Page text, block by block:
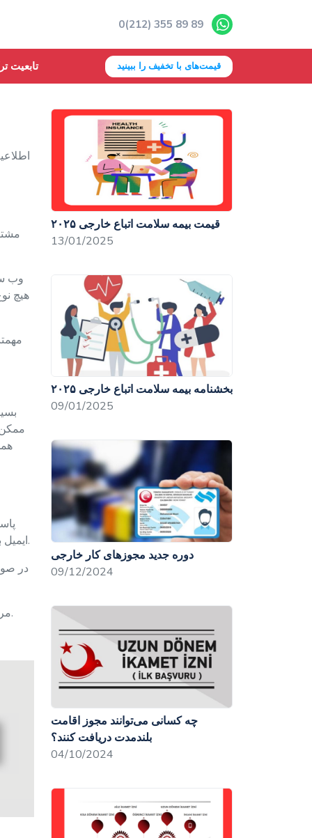
0(212) 355 89 89
تابعیت قیمت‌های با تخفیف را ببینید
وب
هیچ
ایمیل بسیار مخاطره‌آمیز است. این امر طبق قانون جرم تلقی می‌شود و خطرات جدی را برای سال‌های بعد به دنبال خواهد داشت.
مرحله اول؛ در وب سایت رسمی به آدرس زیر، باید گزینه سبز رنگ " برای تمدید مجوز اقامت درخواست می‌دهم" انتخاب شود.
قیمت بیمه سلامت اتباع خارجی ۲۰۲۵
13/01/2025
بخشنامه بیمه سلامت اتباع خارجی ۲۰۲۵
09/01/2025
دوره جدید مجوزهای کار خارجی
09/12/2024
چه کسانی می‌توانند مجوز اقامت
بلندمدت دریافت کنند؟
04/10/2024